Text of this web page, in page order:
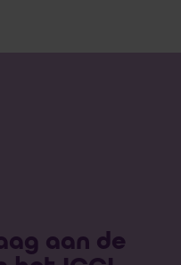
aan de